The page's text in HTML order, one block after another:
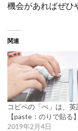
機会があればぜひ
関連
コピペの「ぺ」は、英
【paste：のりで貼る】
2019年2月4日